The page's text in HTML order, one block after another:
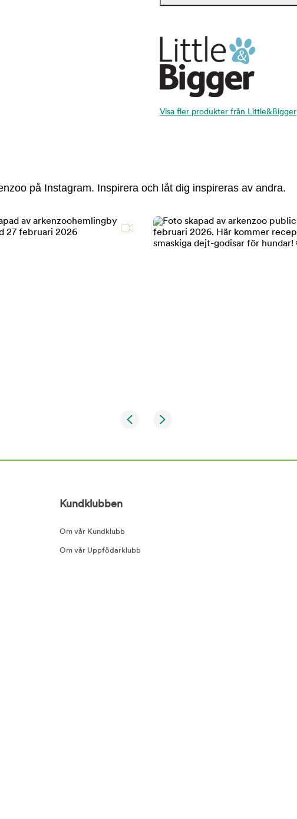
Visa fler produkter från Little&Bigger
på Instagram. Inspirera och låt dig inspireras av andra.
Kundklubben
Om vår Kundklubb
Om vår Uppfödarklubb